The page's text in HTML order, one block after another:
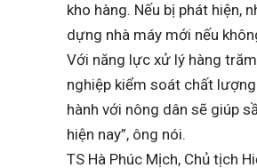
kho hàng. Nếu bị phát hiện,
dựng nhà máy mới nếu
Với năng lực xử lý hàng
nghiệp kiểm soát chất
hành với nông dân sẽ giúp
hiện nay”, ông nói.
TS Hà Phúc Mịch, Chủ tịch